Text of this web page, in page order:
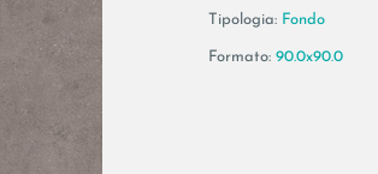
Tipologia: Fondo
Formato: 90.0x90.0